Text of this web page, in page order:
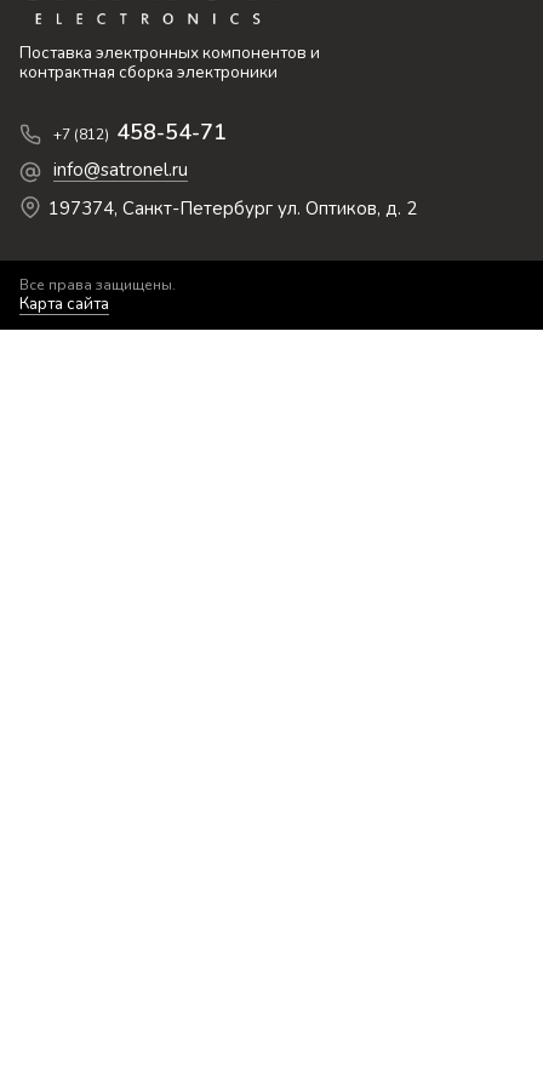
Поставка электронных компонентов и
контрактная сборка электроники
+7 (812) 458-54-71
info@satronel.ru
197374, Санкт-Петербург ул. Оптиков, д. 2
Все права защищены.
Карта сайта